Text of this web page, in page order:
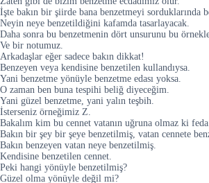
İşte bakın bir şiirde bana benzetmeyi sorduklarında
Neyin neye benzetildiğini kafamda tasarlayacak.
Daha sonra bu benzetmenin dört unsurunu bu
Ve bir notumuz.
Arkadaşlar eğer sadece bakın dikkat!
Benzeyen veya kendisine benzetilen kullandıysa.
Yani benzetme yönüyle benzetme edası yoksa.
O zaman ben buna tespihi beliğ diyeceğim.
Yani güzel benzetme, yani yalın teşbih.
İsterseniz örneğimiz Z.
Bakalım kim bu cennet vatanın uğruna olmaz ki
Bakın bir şey bir şeye benzetilmiş, vatan cennete
Bakın benzeyen vatan neye benzetilmiş.
Kendisine benzetilen cennet.
Peki hangi yönüyle benzetilmiş?
Güzel olma yönüyle değil mi?